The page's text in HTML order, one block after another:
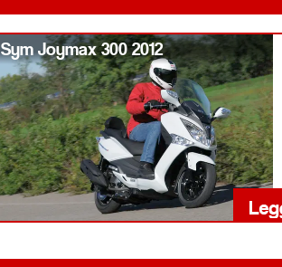
Sym Joymax 300 2012